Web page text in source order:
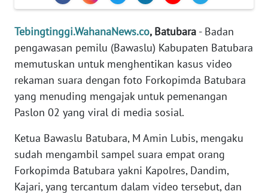
Tebingtinggi.WahanaNews.co, Batubara - Badan
pengawasan pemilu (Bawaslu) Kabupaten Batubara
memutuskan untuk menghentikan kasus video
rekaman suara dengan foto Forkopimda Batubara
yang menuding mengajak untuk pemenangan
Paslon 02 yang viral di media sosial.
Ketua Bawaslu Batubara, M Amin Lubis, mengaku
sudah mengambil sampel suara empat orang
Forkopimda Batubara yakni Kapolres, Dandim,
Kajari, yang tercantum dalam video tersebut, dan
Wahana
News
Regional
WN
JAKARTA
WN
JABAR